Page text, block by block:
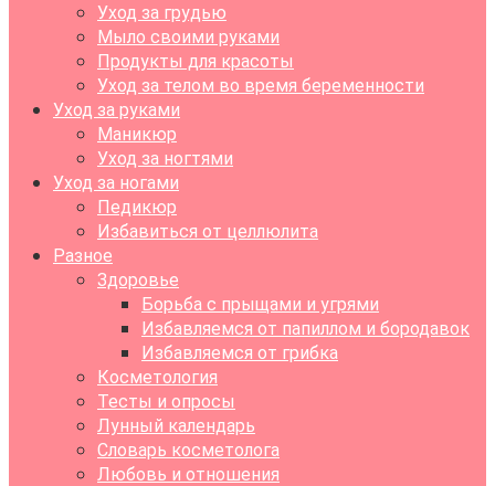
Уход за грудью
Мыло своими руками
Продукты для красоты
Уход за телом во время беременности
Уход за руками
Маникюр
Уход за ногтями
Уход за ногами
Педикюр
Избавиться от целлюлита
Разное
Здоровье
Борьба с прыщами и угрями
Избавляемся от папиллом и бородавок
Избавляемся от грибка
Косметология
Тесты и опросы
Лунный календарь
Словарь косметолога
Любовь и отношения